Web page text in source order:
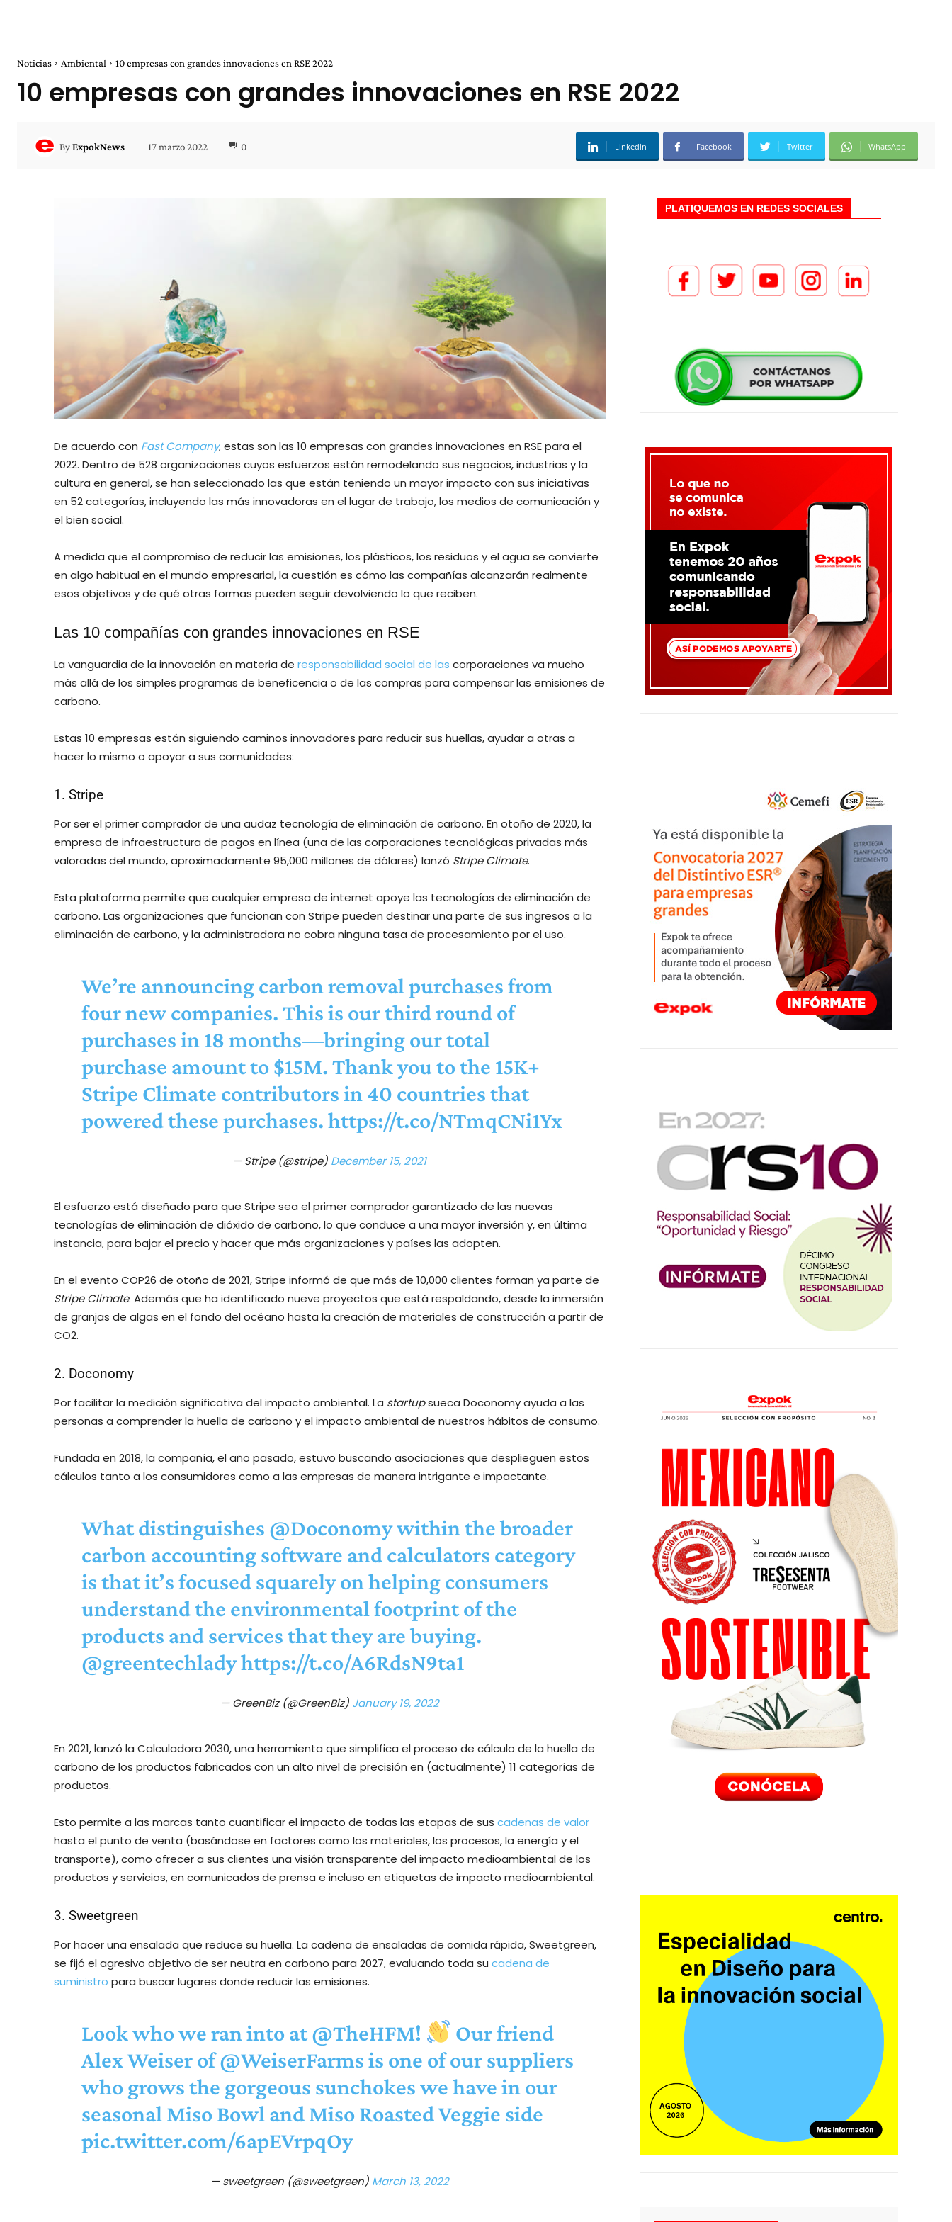
Noticias Ambiental 10 empresas con grandes innovaciones en RSE 2022
10 empresas con grandes innovaciones en RSE 2022
ByExpokNews 17 marzo 2022 0 Linkedin Facebook Twitter WhatsApp
De acuerdo con Fast Company, estas son las 10 empresas con grandes innovaciones en RSE para el
2022. Dentro de 528 organizaciones cuyos esfuerzos están remodelando sus negocios, industrias y la
cultura en general, se han seleccionado las que están teniendo un mayor impacto con sus iniciativas
en 52 categorías, incluyendo las más innovadoras en el lugar de trabajo, los medios de comunicación y
el bien social.
A medida que el compromiso de reducir las emisiones, los plásticos, los residuos y el agua se convierte
en algo habitual en el mundo empresarial, la cuestión es cómo las compañías alcanzarán realmente
esos objetivos y de qué otras formas pueden seguir devolviendo lo que reciben.
Las 10 compañías con grandes innovaciones en RSE
La vanguardia de la innovación en materia de responsabilidad social de las corporaciones va mucho
más allá de los simples programas de beneficencia o de las compras para compensar las emisiones de
carbono.
Estas 10 empresas están siguiendo caminos innovadores para reducir sus huellas, ayudar a otras a
hacer lo mismo o apoyar a sus comunidades:
1. Stripe
Por ser el primer comprador de una audaz tecnología de eliminación de carbono. En otoño de 2020, la
empresa de infraestructura de pagos en línea (una de las corporaciones tecnológicas privadas más
valoradas del mundo, aproximadamente 95,000 millones de dólares) lanzó Stripe Climate.
Esta plataforma permite que cualquier empresa de internet apoye las tecnologías de eliminación de
carbono. Las organizaciones que funcionan con Stripe pueden destinar una parte de sus ingresos a la
eliminación de carbono, y la administradora no cobra ninguna tasa de procesamiento por el uso.
We’re announcing carbon removal purchases from
four new companies. This is our third round of
purchases in 18 months—bringing our total
purchase amount to $15M. Thank you to the 15K+
Stripe Climate contributors in 40 countries that
powered these purchases.https://t.co/NTmqCNi1Yx
— Stripe (@stripe) December 15, 2021
El esfuerzo está diseñado para que Stripe sea el primer comprador garantizado de las nuevas
tecnologías de eliminación de dióxido de carbono, lo que conduce a una mayor inversión y, en última
instancia, para bajar el precio y hacer que más organizaciones y países las adopten.
En el evento COP26 de otoño de 2021, Stripe informó de que más de 10,000 clientes forman ya parte de
Stripe Climate. Además que ha identificado nueve proyectos que está respaldando, desde la inmersión
de granjas de algas en el fondo del océano hasta la creación de materiales de construcción a partir de
CO2.
2. Doconomy
Por facilitar la medición significativa del impacto ambiental. La startupsueca Doconomy ayuda a las
personas a comprender la huella de carbono y el impacto ambiental de nuestros hábitos de consumo.
Fundada en 2018, la compañía, el año pasado, estuvo buscando asociaciones que desplieguen estos
cálculos tanto a los consumidores como a las empresas de manera intrigante e impactante.
What distinguishes @Doconomywithin the broader
carbon accounting software and calculators category
is that it’s focused squarely on helping consumers
understand the environmental footprint of the
products and services that they are buying.
@greentechladyhttps://t.co/A6RdsN9ta1
— GreenBiz (@GreenBiz) January 19, 2022
En 2021, lanzó la Calculadora 2030, una herramienta que simplifica el proceso de cálculo de la huella de
carbono de los productos fabricados con un alto nivel de precisión en (actualmente) 11 categorías de
productos.
Esto permite a las marcas tanto cuantificar el impacto de todas las etapas de sus cadenas de valor
hasta el punto de venta (basándose en factores como los materiales, los procesos, la energía y el
transporte), como ofrecer a sus clientes una visión transparente del impacto medioambiental de los
productos y servicios, en comunicados de prensa e incluso en etiquetas de impacto medioambiental.
3. Sweetgreen
Por hacer una ensalada que reduce su huella. La cadena de ensaladas de comida rápida, Sweetgreen,
se fijó el agresivo objetivo de ser neutra en carbono para 2027, evaluando toda su cadena de
suministro para buscar lugares donde reducir las emisiones.
Look who we ran into at@TheHFM!
Our friend
Alex Weiser of@WeiserFarmsis one of our suppliers
who grows the gorgeous sunchokes we have in our
seasonal Miso Bowl and Miso Roasted Veggie side
pic.twitter.com/6apEVrpqOy
— sweetgreen (@sweetgreen) March 13, 2022
PLATIQUEMOS EN REDES SOCIALES